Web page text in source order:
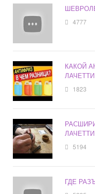
4777
КАКОЙ
ЛАЧЕТТИ
1823
ЛАЧЕТТИ
5194
ГДЕ